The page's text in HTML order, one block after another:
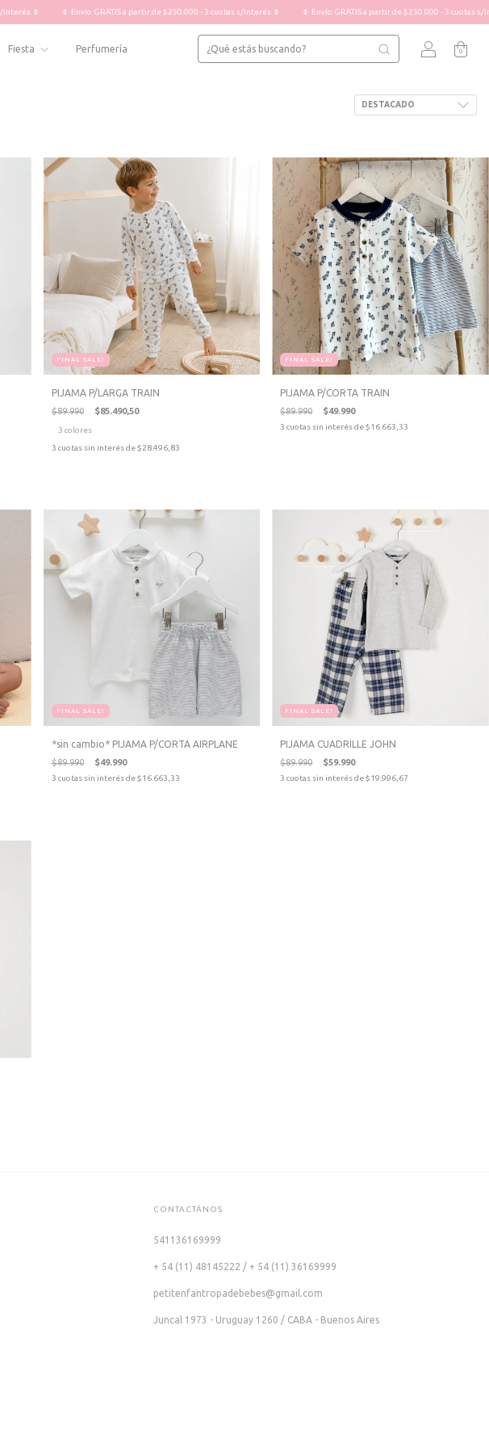
🌷 Envío GRATIS a partir de $250.000 - 3 cuotas s/interés 🌷 🌷 Envío GRATIS a partir de $250.000 - 3 cuotas s/interés 🌷
Fiesta Perfumería 0
FINAL SALE!
PIJAMA P/LARGA TRAIN
$89.990 $85.490,50
3 colores
3 cuotas sin interés de$28.496,83
FINAL SALE!
PIJAMA P/CORTA TRAIN
$89.990 $49.990
3 cuotas sin interés de$16.663,33
FINAL SALE!
*sin cambio* PIJAMA P/CORTA AIRPLANE
$89.990 $49.990
3 cuotas sin interés de$16.663,33
FINAL SALE!
PIJAMA CUADRILLE JOHN
$89.990 $59.990
3 cuotas sin interés de$19.996,67
CONTACTÁNOS
541136169999
+ 54 (11) 48145222 / + 54 (11) 36169999
petitenfantropadebebes@gmail.com
Juncal 1973 - Uruguay 1260 / CABA - Buenos Aires